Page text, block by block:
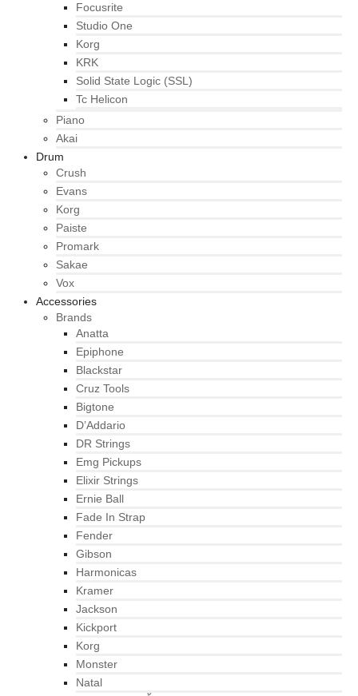
Focusrite
Studio One
Korg
KRK
Solid State Logic (SSL)
Tc Helicon
Piano
Akai
Drum
Crush
Evans
Korg
Paiste
Promark
Sakae
Vox
Accessories
Brands
Anatta
Epiphone
Blackstar
Cruz Tools
Bigtone
D’Addario
DR Strings
Emg Pickups
Elixir Strings
Ernie Ball
Fade In Strap
Fender
Gibson
Harmonicas
Kramer
Jackson
Kickport
Korg
Monster
Natal